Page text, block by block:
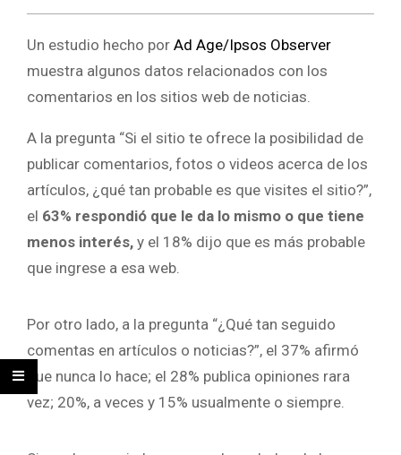
Un estudio hecho por Ad Age/Ipsos Observer
muestra algunos datos relacionados con los
comentarios en los sitios web de noticias.
A la pregunta “Si el sitio te ofrece la posibilidad de
publicar comentarios, fotos o videos acerca de los
artículos, ¿qué tan probable es que visites el sitio?”,
el 63% respondió que le da lo mismo o que tiene
menos interés, y el 18% dijo que es más probable
que ingrese a esa web.
Por otro lado, a la pregunta “¿Qué tan seguido
comentas en artículos o noticias?”, el 37% afirmó
que nunca lo hace; el 28% publica opiniones rara
vez; 20%, a veces y 15% usualmente o siempre.